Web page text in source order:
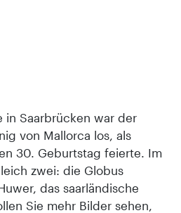
in Saarbrücken war der
von Mallorca los, als
30. Geburtstag feierte. Im
zwei: die Globus
das saarländische
Sie mehr Bilder sehen,